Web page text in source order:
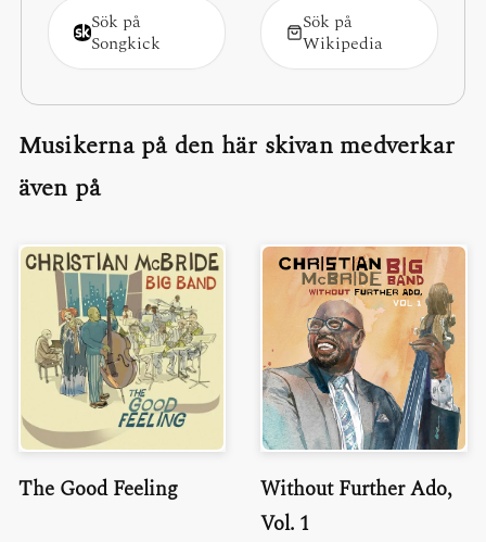
Sök på
Songkick
Sök på
Wikipedia
Musikerna på den här skivan medverkar
även på
The Good Feeling
Without Further Ado,
Vol. 1